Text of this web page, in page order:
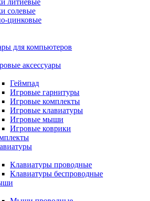
литиевые
солевые
цинковые
для компьютеров
аксессуары
Геймпад
Игровые гарнитуры
Игровые комплекты
Игровые клавиатуры
Игровые мыши
Игровые коврики
Клавиатуры проводные
Клавиатуры беспроводные